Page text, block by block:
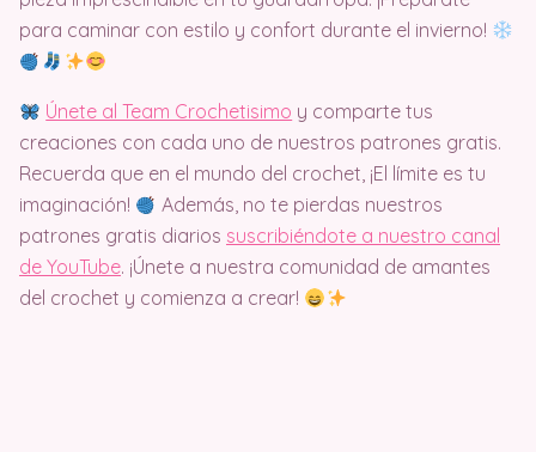
para caminar con estilo y confort durante el invierno!
Únete al Team Crochetisimo y comparte tus
creaciones con cada uno de nuestros patrones gratis.
Recuerda que en el mundo del crochet, ¡El límite es tu
imaginación!
Además, no te pierdas nuestros
patrones gratis diarios suscribiéndote a nuestro canal
de YouTube. ¡Únete a nuestra comunidad de amantes
del crochet y comienza a crear!